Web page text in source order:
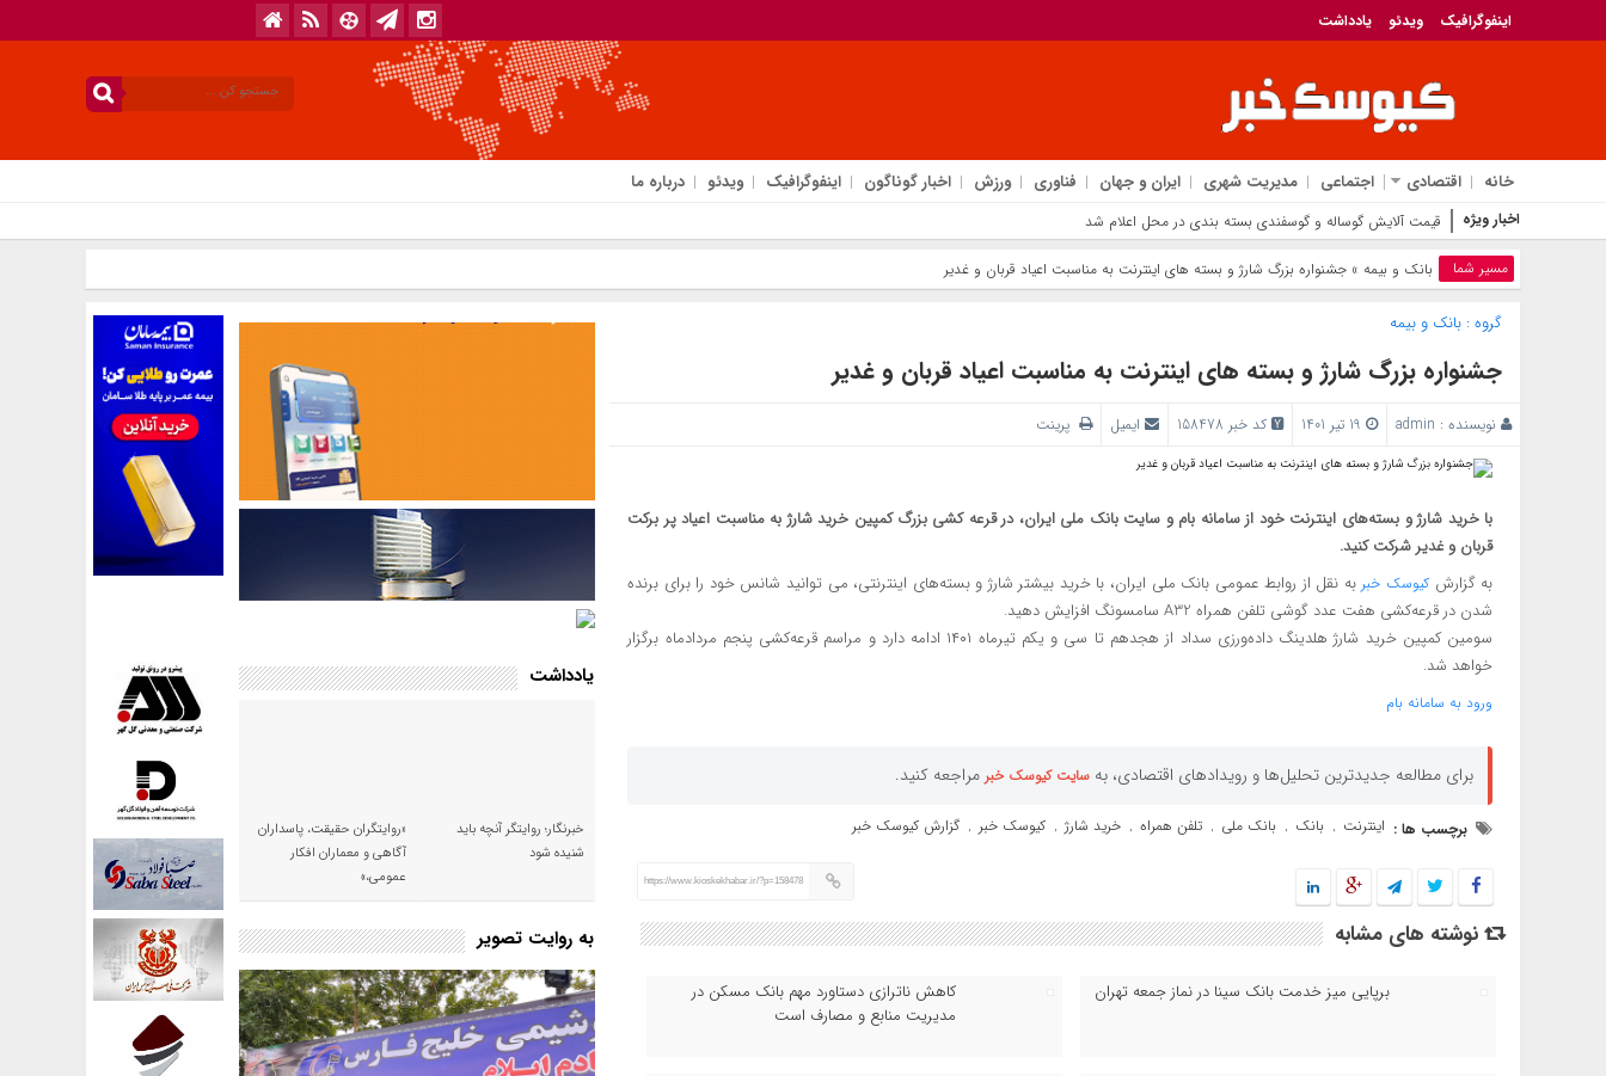
اینفوگرافیک ویدئو یادداشت
خانه اقتصادی اجتماعی مدیریت شهری ایران و جهان فناوری ورزش اخبار گوناگون اینفوگرافیک ویدئو درباره ما
اخبار ویژه قیمت آلایش گ
مسیر شما بانک‌ و بیمه » جشنواره بزرگ شارژ و بسته های اینترنت به مناسبت اعیاد قربان و غدیر
گروه :بانک‌ و بیمه
جشنواره بزرگ شارژ و بسته های اینترنت به مناسبت اعیاد قربان و غدیر
نویسنده : admin کد خبر 158478 ایمیل پرینت
با خرید شارژ و بسته‌‌های اینترنت خود از سامانه بام و سایت بانک ملی ایران، در قرعه کشی بزرگ کمپین خرید شارژ به مناسبت اعیاد پر برکت
قربان و غدیر شرکت کنید.
به گزارش کیوسک خبر به نقل از روابط عمومی بانک ملی ایران، با خرید بیشتر شارژ و بسته‌‌های اینترنتی، می توانید شانس خود را برای برنده‌
شدن در قرعه‌کشی هفت عدد گوشی تلفن همراه A32 سامسونگ افزایش دهید.
سومین کمپین خرید شارژ هلدینگ داده‌ورزی سداد از هجدهم تا سی و یکم تیرماه‌ ۱۴۰۱ ادامه دارد و مراسم قرعه‌کشی پنجم مردادماه برگزار
خواهد شد.
ورود به سامانه بام
برای مطالعه جدیدترین تحلیل‌ها و رویدادهای اقتصادی، به سایت کیوسک خبر مراجعه کنید.
برچسب ها : اینترنت , بانک , بانک ملی , تلفن همراه , خرید شارژ , کیوسک خبر , گزارش کیوسک خبر
https://www.kioskekhabar.ir/?p=158478
نوشته های مشابه
برپایی میز خدمت بانک سینا در نماز جمعه تهران
کاهش ناترازی دستاورد مهم بانک مسکن در
مدیریت منابع و مصارف است
یادداشت
خبرنگار؛ روایتگر آنچه باید
شنیده شود
«روایتگران حقیقت، پاسداران
آگاهی و معماران افکار
عمومی،»
به روایت تصویر